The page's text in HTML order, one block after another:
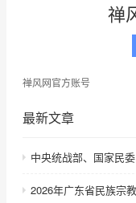
禅
禅风网官方账号
最新文章